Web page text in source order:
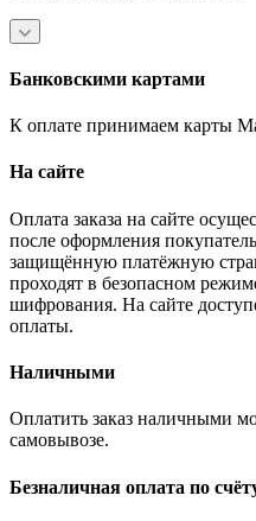
Банковскими картами
К оплате принимаем карты
На сайте
Оплата заказа на сайте
после оформления
защищённую платёжную
проходят в безопасном
шифрования. На сайте
оплаты.
Наличными
Оплатить заказ наличными
самовывозе.
Безналичная оплата по